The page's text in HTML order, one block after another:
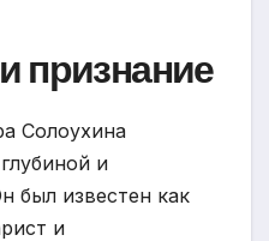
признание
Солоухина
и
был известен как
и